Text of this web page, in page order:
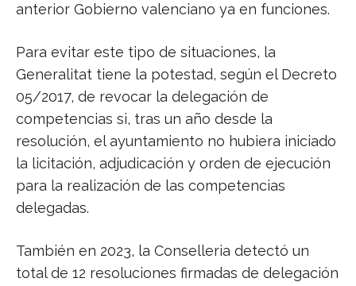
anterior Gobierno valenciano ya en funciones.
Para evitar este tipo de situaciones, la
Generalitat tiene la potestad, según el Decreto
05/2017, de revocar la delegación de
competencias si, tras un año desde la
resolución, el ayuntamiento no hubiera iniciado
la licitación, adjudicación y orden de ejecución
para la realización de las competencias
delegadas.
También en 2023, la Conselleria detectó un
total de 12 resoluciones firmadas de delegación